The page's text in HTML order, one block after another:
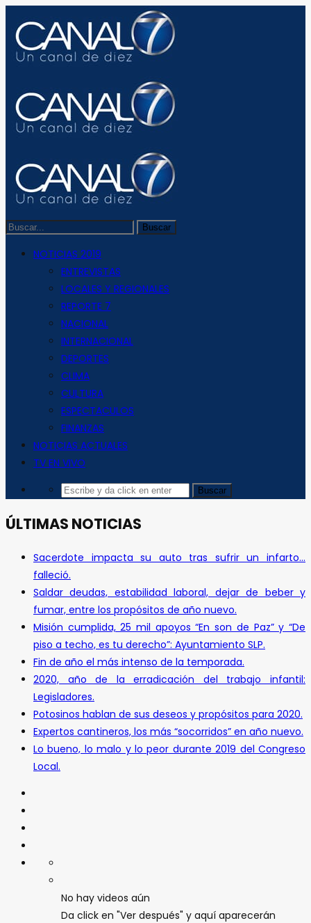
NOTICIAS 2019
ENTREVISTAS
LOCALES Y REGIONALES
REPORTE 7
NACIONAL
INTERNACIONAL
DEPORTES
CLIMA
CULTURA
ESPECTACULOS
FINANZAS
NOTICIAS ACTUALES
TV EN VIVO
ÚLTIMAS NOTICIAS
Sacerdote impacta su auto tras sufrir un infarto…
falleció.
Saldar deudas, estabilidad laboral, dejar de beber y
fumar, entre los propósitos de año nuevo.
Misión cumplida, 25 mil apoyos “En son de Paz” y “De
piso a techo, es tu derecho”: Ayuntamiento SLP.
Fin de año el más intenso de la temporada.
2020, año de la erradicación del trabajo infantil:
Legisladores.
Potosinos hablan de sus deseos y propósitos para 2020.
Expertos cantineros, los más “socorridos” en año nuevo.
Lo bueno, lo malo y lo peor durante 2019 del Congreso
Local.
No hay videos aún
Da click en "Ver después" y aquí aparecerán